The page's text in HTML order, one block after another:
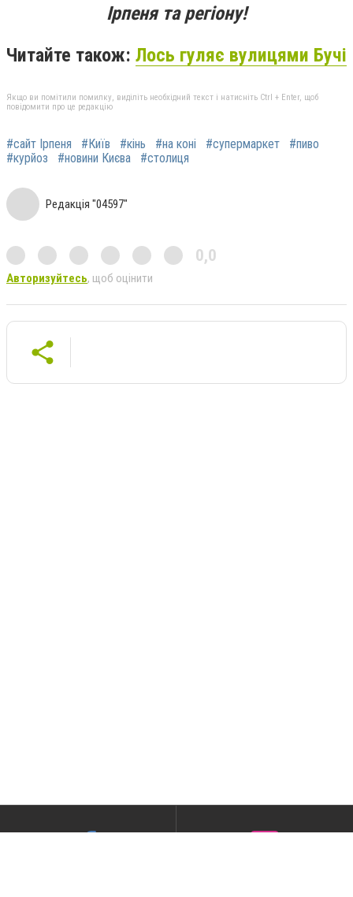
Ірпеня та регіону!
Читайте також: Лось гуляє вулицями Бучі
Якщо ви помітили помилку, виділіть необхідний текст і натисніть Ctrl + Enter, щоб
повідомити про це редакцію
#сайт Ірпеня #Київ #кінь #на коні #супермаркет
#пиво
#курйоз
#новини Києва #столиця
Редакція "04597"
0,0
Авторизуйтесь, щоб оцінити